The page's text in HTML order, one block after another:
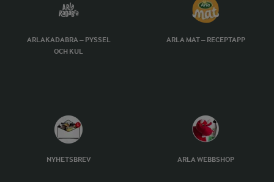
ARLAKADABRA – PYSSEL
OCH KUL
ARLA MAT – RECEPTAPP
NYHETSBREV ARLA WEBBSHOP